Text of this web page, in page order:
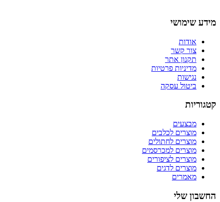
מידע שימושי
אודות
צור קשר
תקנון אתר
מדיניות פרטיות
נגישות
ביטול עסקה
קטגוריות
מבצעים
מוצרים לכלבים
מוצרים לחתולים
מוצרים למכרסמים
מוצרים לציפורים
מוצרים לדגים
מאמרים
החשבון שלי